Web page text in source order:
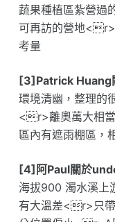
蔬果種植區紮營
可再訪的營地
考量
[3]Patrick Huang
環境清幽，整理的
<r>離奧萬大相
區內有遮雨棚區，
[4]阿Paul關於
海拔900 濁水溪上
有大溫差<r>只